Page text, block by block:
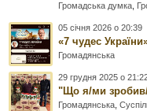
Громадська думка
05 січня 2026 о 20:39
«7 чудес
Громадянська
29 грудня 2025 о
"Що я/ми зробив/
Громадянська ,